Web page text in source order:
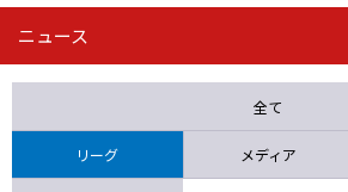
第16節 09/05 (土) 15:00
ニッパツ
ニュース
全て
リーグ メディア